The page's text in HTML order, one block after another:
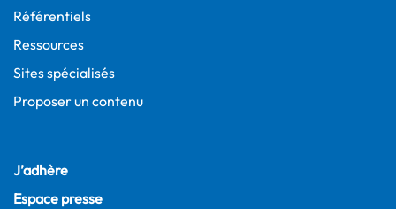
Référentiels
Ressources
Sites spécialisés
Proposer un contenu
J’adhère
Espace presse